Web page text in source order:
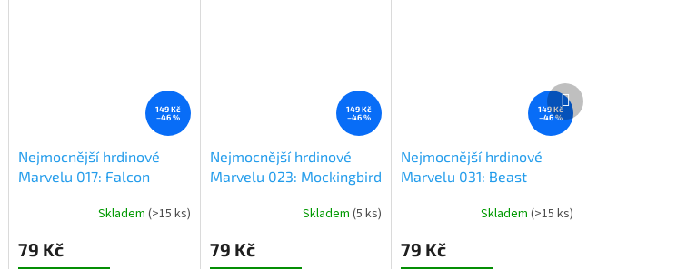
149 Kč
–46 %
Nejmocnější hrdinové
Marvelu 017: Falcon
Skladem (>15 ks)
79 Kč
149 Kč
–46 %
Nejmocnější hrdinové
Marvelu 023: Mockingbird
Skladem(5 ks)
79 Kč
149 Kč
–46 %
Nejmocnější hrdinové
Marvelu 031: Beast
Skladem (>15 ks)
79 Kč
Další
produkt